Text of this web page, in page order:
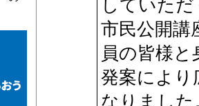
していた
市民公開講
員の皆様
発案により
なりました